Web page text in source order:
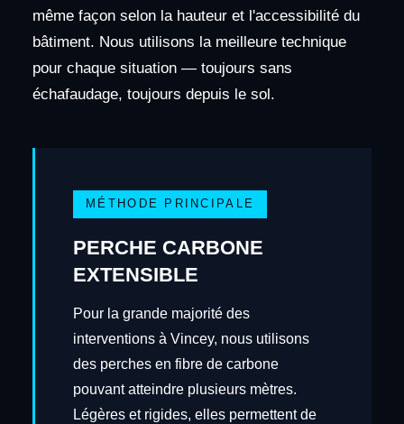
même façon selon la hauteur et l'accessibilité du
bâtiment. Nous utilisons la meilleure technique
pour chaque situation — toujours sans
échafaudage, toujours depuis le sol.
MÉTHODE PRINCIPALE
PERCHE CARBONE
EXTENSIBLE
Pour la grande majorité des
interventions à Vincey, nous utilisons
des perches en fibre de carbone
pouvant atteindre plusieurs mètres.
Légères et rigides, elles permettent de